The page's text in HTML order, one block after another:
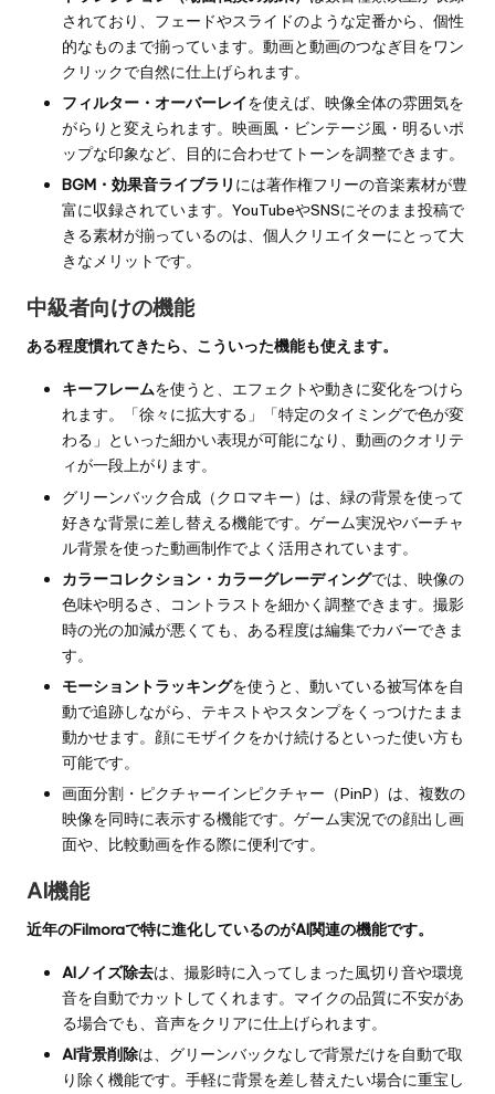
されており、フェードやスライドのような定番から、個性
的なものまで揃っています。動画と動画のつなぎ目をワン
クリックで自然に仕上げられます。
フィルター・オーバーレイを使えば、映像全体の雰囲気を
がらりと変えられます。映画風・ビンテージ風・明るいポ
ップな印象など、目的に合わせてトーンを調整できます。
BGM・効果音ライブラリ には著作権フリーの音楽素材が豊
富に収録されています。YouTubeやSNSにそのまま投稿で
きる素材が揃っているのは、個人クリエイターにとって大
きなメリットです。
中級者向けの機能
ある程度慣れてきたら、こういった機能も使えます。
キーフレームを使うと、エフェクトや動きに変化をつけら
れます。「徐々に拡大する」「特定のタイミングで色が変
わる」といった細かい表現が可能になり、動画のクオリテ
ィが一段上がります。
グリーンバック合成（クロマキー）は、緑の背景を使って
好きな背景に差し替える機能です。ゲーム実況やバーチャ
ル背景を使った動画制作でよく活用されています。
カラーコレクション・カラーグレーディングでは、映像の
色味や明るさ、コントラストを細かく調整できます。撮影
時の光の加減が悪くても、ある程度は編集でカバーできま
す。
モーショントラッキングを使うと、動いている被写体を自
動で追跡しながら、テキストやスタンプをくっつけたまま
動かせます。顔にモザイクをかけ続けるといった使い方も
可能です。
画面分割・ピクチャーインピクチャー（PinP）は、複数の
映像を同時に表示する機能です。ゲーム実況での顔出し画
面や、比較動画を作る際に便利です。
AI機能
近年のFilmoraで特に進化しているのがAI関連の機能です。
AIノイズ除去は、撮影時に入ってしまった風切り音や環境
音を自動でカットしてくれます。マイクの品質に不安があ
る場合でも、音声をクリアに仕上げられます。
AI背景削除は、グリーンバックなしで背景だけを自動で取
り除く機能です。手軽に背景を差し替えたい場合に重宝し